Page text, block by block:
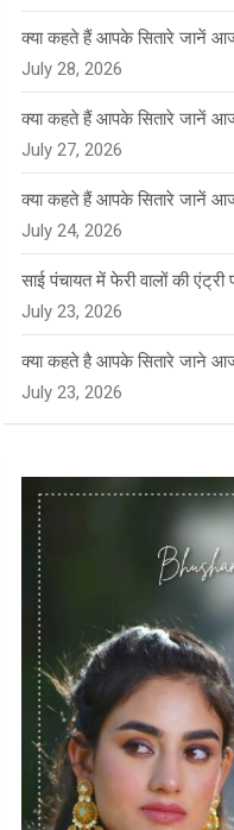
क्या कहते हैं आपके सितारे जानें
July 28, 2026
क्या कहते हैं आपके सितारे जानें
July 27, 2026
क्या कहते हैं आपके सितारे जानें
July 24, 2026
साई पंचायत में फेरी वालों की
July 23, 2026
क्या कहते है आपके सितारे जाने
July 23, 2026